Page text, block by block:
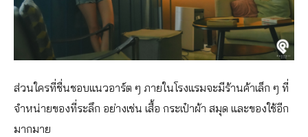
ส่วนใครที่ชื่นชอบแนวอาร์ต ๆ ภายในโรงแรมจะมีร้านค้าเล็ก ๆ ที่
จำหน่ายของที่ระลึก อย่างเช่น เสื้อ กระเป๋าผ้า สมุด และของใช้อีก
มากมาย